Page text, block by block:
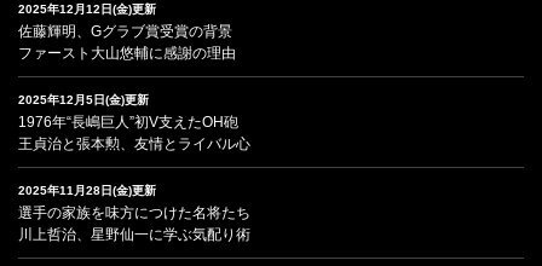
2025年12月12日(金)更新
佐藤輝明、Gグラブ賞受賞の背景
ファースト大山悠輔に感謝の理由
2025年12月5日(金)更新
1976年“長嶋巨人”初V支えたOH砲
王貞治と張本勲、友情とライバル心
2025年11月28日(金)更新
選手の家族を味方につけた名将たち
川上哲治、星野仙一に学ぶ気配り術